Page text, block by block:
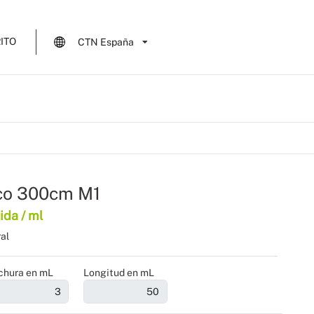
CTN España
300cm M1
/ ml
en mL Longitud en mL